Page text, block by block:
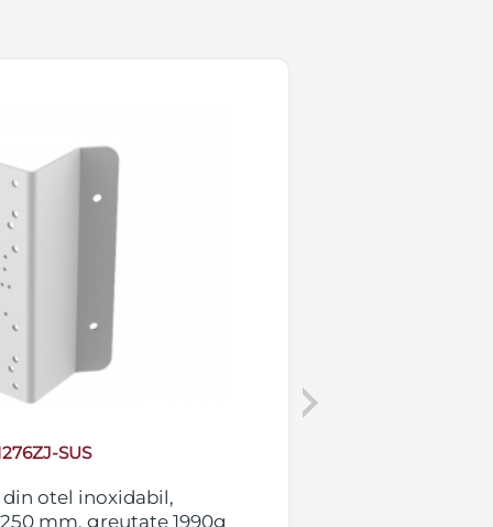
SUS
otel inoxidabil,
mm, greutate 1990g
Next